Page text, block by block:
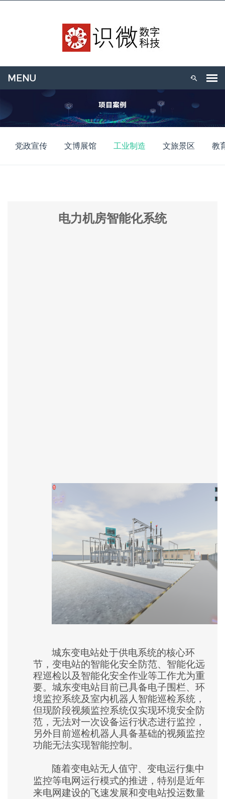
党政宣传 文博展馆 工业制造 文旅景区 教
电力机房智能化系统
城东变电站处于供电系统的核心环
节，变电站的智能化安全防范、智能化远
程巡检以及智能化安全作业等工作尤为重
要。城东变电站目前已具备电子围栏、环
境监控系统及室内机器人智能巡检系统，
但现阶段视频监控系统仅实现环境安全防
范，无法对一次设备运行状态进行监控，
另外目前巡检机器人具备基础的视频监控
功能无法实现智能控制。
随着变电站无人值守、变电运行集中
监控等电网运行模式的推进，特别是近年
来电网建设的飞速发展和变电站投运数量